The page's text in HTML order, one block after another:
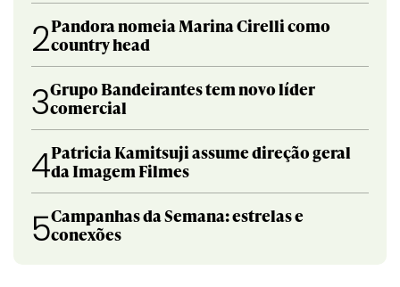
2Pandora nomeia Marina Cirelli como
country head
3Grupo Bandeirantes tem novo líder
comercial
4Patricia Kamitsuji assume direção geral
da Imagem Filmes
5Campanhas da Semana: estrelas e
conexões